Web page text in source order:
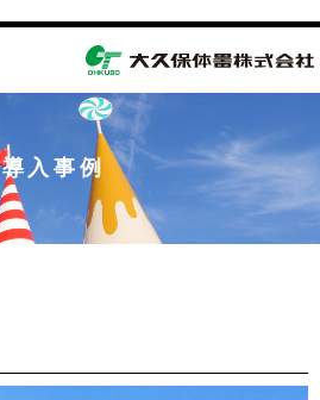
導入事例